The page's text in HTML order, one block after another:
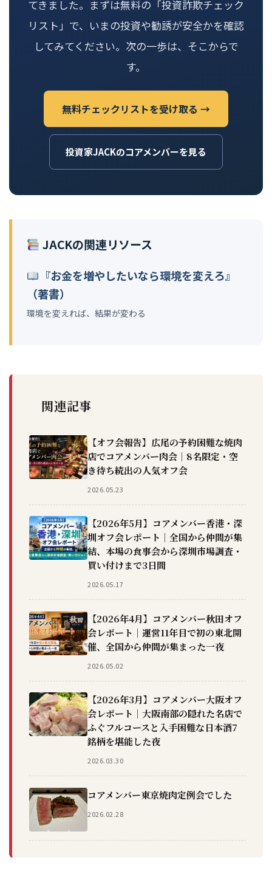
てきました。まずは無料の「投資詐欺チェック
リスト」で、いまの投資や勧誘が安全かを確認
してみてください。次の一歩は、そこからで
す。
無料チェックリストを受け取る →
投資家JACKのコアメンバーを見る
JACKの関連リソース
『お金を増やしたいなら環境を変えろ』
（著書）
環境を変えれば、結果が変わる
関連記事
【オフ会報告】広尾の予約困難な焼肉
店でコアメンバー肉会｜8名限定・空
き待ち続出の人気オフ会
2026.05.23
【2026年5月】コアメンバー香港・深
圳オフ会レポート｜全国から仲間が集
結、本場の食事会から深圳市場調査・
買い付けまで3日間
2026.05.17
【2026年4月】コアメンバー秋田オフ
会レポート｜運営11年目で初の東北開
催、全国から仲間が集まった一夜
2026.05.02
【2026年3月】コアメンバー大阪オフ
会レポート｜大阪南部の隠れた名店で
ふぐフルコースと入手困難な日本酒7
銘柄を堪能した夜
2026.03.30
コアメンバー東京焼肉定例会でした
2026.02.28